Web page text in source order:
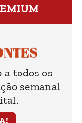
a todos os
semanal